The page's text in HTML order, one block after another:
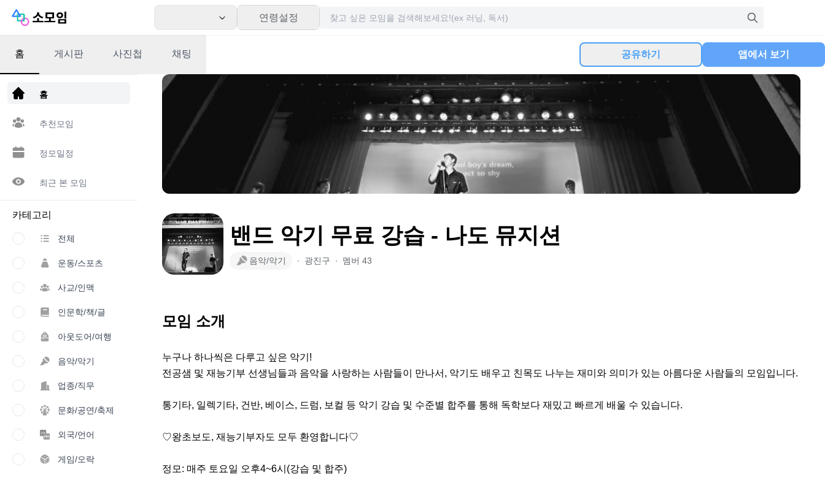
연령설정
앱 다운로드
홈
추천모임
정모일정
최근 본 모임
카테고리
전체
운동/스포츠
사교/인맥
인문학/책/글
아웃도어/여행
음악/악기
업종/직무
문화/공연/축제
외국/언어
게임/오락
홈 게시판 사진첩 채팅 공유하기 앱에서 보기
밴드 악기 무료 강습 - 나도 뮤지션
음악/악기 ∙ 광진구 ∙ 멤버 43
모임 소개
누구나 하나씩은 다루고 싶은 악기!
전공샘 및 재능기부 선생님들과 음악을 사랑하는 사람들이 만나서, 악기도 배우고 친목도 나누는 재미와 의미가 있는 아름다운 사람들의 모임입니다.
통기타, 일렉기타, 건반, 베이스, 드럼, 보컬 등 악기 강습 및 수준별 합주를 통해 독학보다 재밌고 빠르게 배울 수 있습니다.
♡왕초보도, 재능기부자도 모두 환영합니다♡
정모: 매주 토요일 오후4~6시(강습 및 합주)